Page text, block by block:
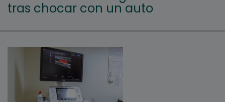
tras chocar con un auto